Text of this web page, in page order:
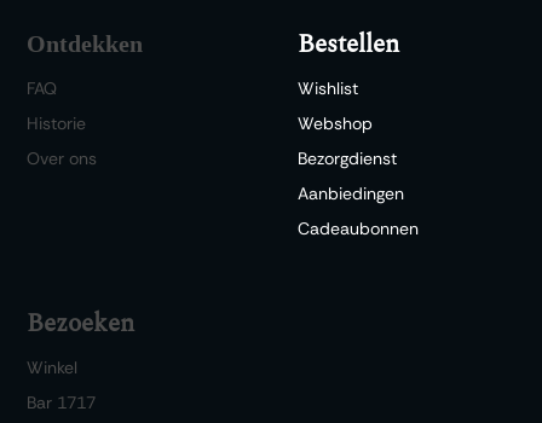
Ontdekken
FAQ
Historie
Over ons
Bestellen
Wishlist
Webshop
Bezorgdienst
Aanbiedingen
Cadeaubonnen
Bezoeken
Winkel
Bar 1717